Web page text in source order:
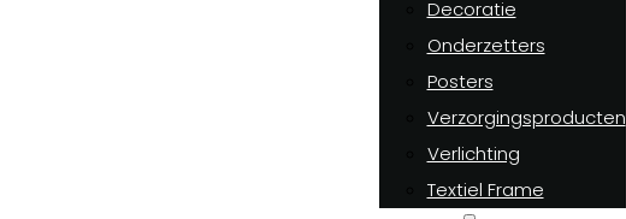
Decoratie
Onderzetters
Posters
Verzorgingsproducten
Verlichting
Textiel Frame